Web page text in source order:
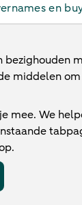
en
middelen
mee. We